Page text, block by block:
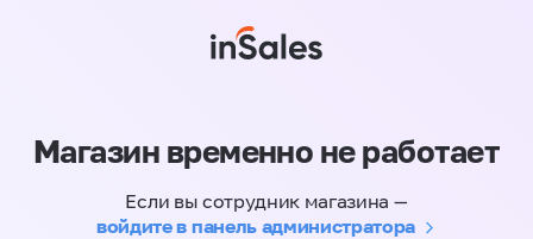
Магазин временно не работает
Если вы сотрудник магазина —
войдите в панель администратора